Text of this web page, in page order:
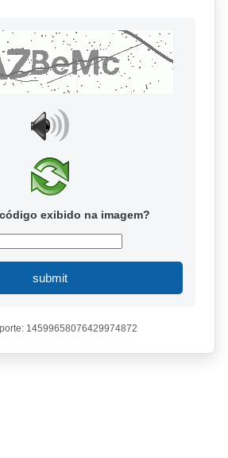
exibido na imagem?
submit
14599658076429974872